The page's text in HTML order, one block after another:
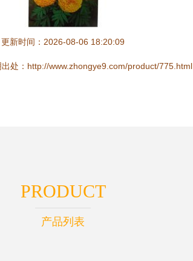
更新时间：2026-08-06 18:20:09
处：http://www.zhongye9.com/product/775.html
PRODUCT
产品列表